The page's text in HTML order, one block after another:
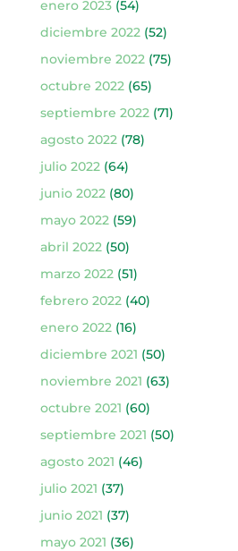
enero 2023(54)
diciembre 2022 (52)
noviembre 2022 (75)
octubre 2022 (65)
septiembre 2022 (71)
agosto 2022 (78)
julio 2022 (64)
junio 2022 (80)
mayo 2022 (59)
abril 2022 (50)
marzo 2022 (51)
febrero 2022 (40)
enero 2022 (16)
diciembre 2021 (50)
noviembre 2021 (63)
octubre 2021 (60)
septiembre 2021 (50)
agosto 2021 (46)
julio 2021 (37)
junio 2021 (37)
mayo 2021 (36)